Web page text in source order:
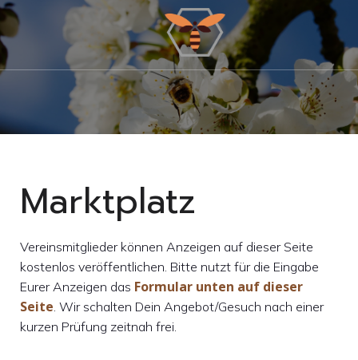
Marktplatz
Vereinsmitglieder können Anzeigen auf dieser Seite
kostenlos veröffentlichen. Bitte nutzt für die Eingabe
Eurer Anzeigen das Formular unten auf dieser
Seite. Wir schalten Dein Angebot/Gesuch nach einer
kurzen Prüfung zeitnah frei.